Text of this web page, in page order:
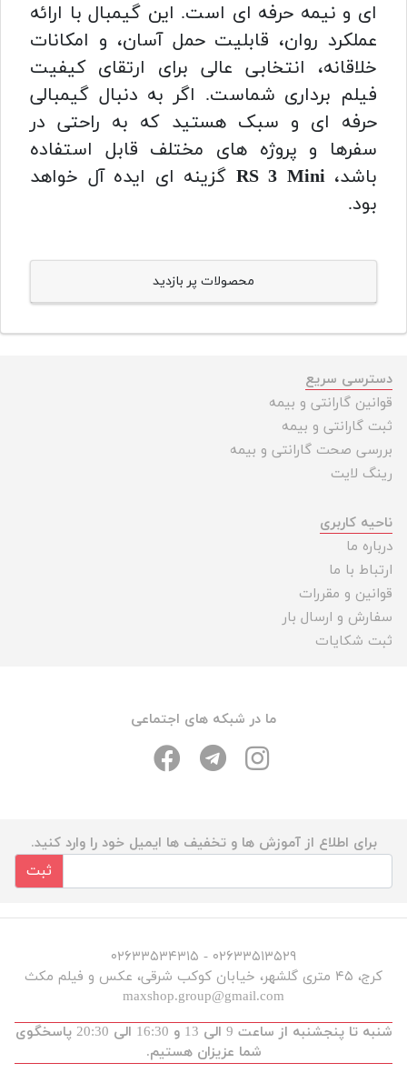
ای و نیمه حرفه ای است. این گیمبال با ارائه
عملکرد روان، قابلیت حمل آسان، و امکانات
خلاقانه، انتخابی عالی برای ارتقای کیفیت
فیلم برداری شماست. اگر به دنبال گیمبالی
حرفه ای و سبک هستید که به راحتی در
سفرها و پروژه های مختلف قابل استفاده
باشد،RS 3 Mini گزینه ای ایده آل خواهد
بود.
محصولات پر بازدید
دسترسی سریع
قوانین گارانتی و بیمه
ثبت گارانتی و بیمه
بررسی صحت گارانتی و بیمه
رینگ لایت
ناحیه کاربری
درباره ما
ارتباط با ما
قوانین و مقررات
سفارش و ارسال بار
ثبت شکایات
ما در شبکه های اجتماعی
برای اطلاع از آموزش ها و تخفیف ها ایمیل خود را وارد کنید.
ثبت
۰۲۶۳۳۵۱۳۵۲۹ - ۰۲۶۳۳۵۳۴۳۱۵
کرج، ۴۵ متری گلشهر، خیابان کوکب شرقی، عکس و فیلم مکث
maxshop.group@gmail.com
شنبه تا پنجشنبه از ساعت 9 الی 13 و 16:30 الی 20:30 پاسخگوی
شما عزیزان هستیم.